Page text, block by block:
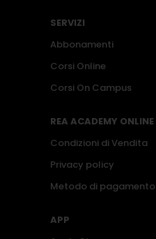
SERVIZI
Abbonamenti
Corsi Online
Corsi On Campus
REA ACADEMY ONLINE
Condizioni di Vendita
Privacy policy
Metodo di pagamento
APP